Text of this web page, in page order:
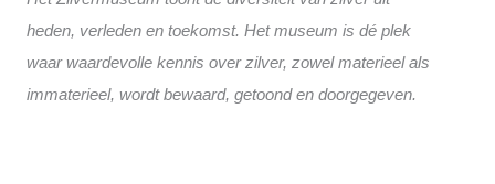
heden, verleden en toekomst. Het museum is dé plek
waar waardevolle kennis over zilver, zowel materieel als
immaterieel, wordt bewaard, getoond en doorgegeven.